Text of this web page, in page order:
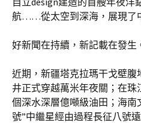
航……從太空到深海，展現了
好新聞在持續，新記載在發生
近期，新疆塔克拉瑪干戈壁
井正式穿越萬米年夜關；在
個深水深層億噸級油田；海
號”中繼星經由過程長征八號